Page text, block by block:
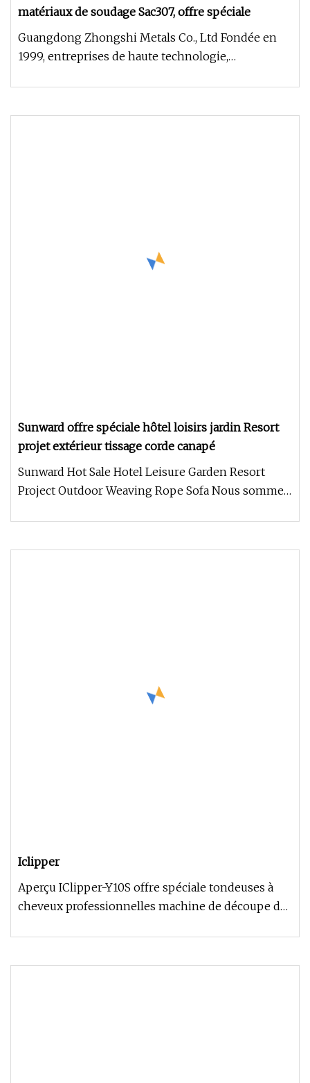
matériaux de soudage Sac307, offre spéciale
Guangdong Zhongshi Metals Co., Ltd Fondée en
1999, entreprises de haute technologie,
Sunward offre spéciale hôtel loisirs jardin Resort
projet extérieur tissage corde canapé
Sunward Hot Sale Hotel Leisure Garden Resort
Project Outdoor Weaving Rope Sofa Nous sommes
Iclipper
Aperçu IClipper-Y10S offre spéciale tondeuses à
cheveux professionnelles machine de découpe de